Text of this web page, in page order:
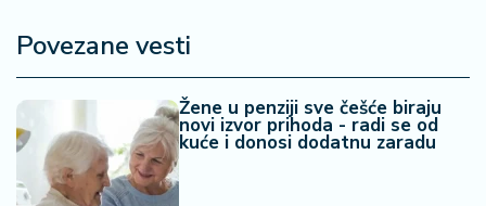
Povezane vesti
Žene u penziji sve češće biraju
novi izvor prihoda - radi se od
kuće i donosi dodatnu zaradu